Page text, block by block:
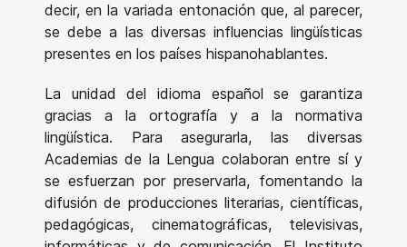
decir, en la variada entonación que, al parecer,
se debe a las diversas influencias lingüísticas
presentes en los países hispanohablantes.
La unidad del idioma español se garantiza
gracias a la ortografía y a la normativa
lingüística. Para asegurarla, las diversas
Academias de la Lengua colaboran entre sí y
se esfuerzan por preservarla, fomentando la
difusión de producciones literarias, científicas,
pedagógicas, cinematográficas, televisivas,